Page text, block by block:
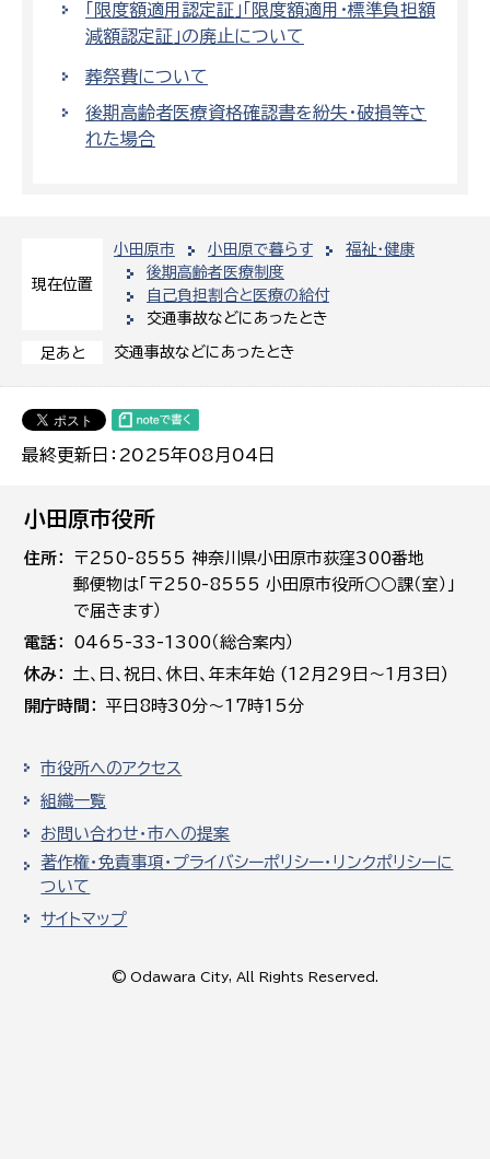
現在位置
小田原市 小田原で暮らす
福祉・健康
後期高齢者医療制度
自己負担割合と医療の給付
交通事故などにあったとき
足あと 交通事故などにあったとき
最終更新日：2025年08月04日
「限度額適用認定証」「限度額適用・標準負担額
減額認定証」の廃止について
葬祭費について
後期高齢者医療資格確認書を紛失・破損等さ
れた場合
小田原市役所
住所
〒250-8555 神奈川県小田原市荻窪300番地
郵便物は「〒250-8555 小田原市役所○○課（室）」
で届きます）
電話
0465-33-1300（総合案内）
休み
土､日､祝日、休日、年末年始 (12月29日～1月3日)
開庁時間
平日8時30分～17時15分
市役所へのアクセス
組織一覧
お問い合わせ・市への提案
著作権・免責事項・プライバシーポリシー・リンクポリシーに
ついて
サイトマップ
© Odawara City, All Rights Reserved.